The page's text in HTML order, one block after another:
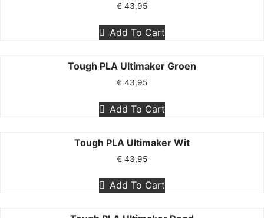
€ 43,95
Add To Cart
Tough PLA Ultimaker Groen
€ 43,95
Add To Cart
Tough PLA Ultimaker Wit
€ 43,95
Add To Cart